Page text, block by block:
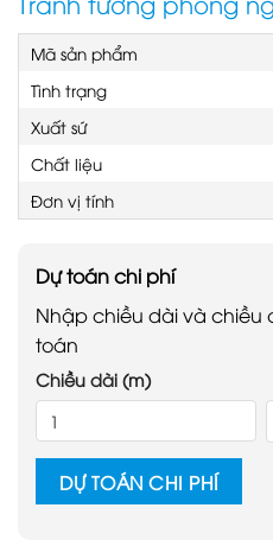
Mã sản phẩm
Tình trạng
Xuất sứ
Chất liệu
Đơn vị tính
Dự toán chi phí
Nhập chiều dài và chiều
toán
Chiều dài (m)
DỰ TOÁN CHI PHÍ